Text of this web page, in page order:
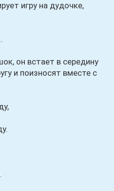
игру на дудочке,
он встает в середину
и поизносят вместе с